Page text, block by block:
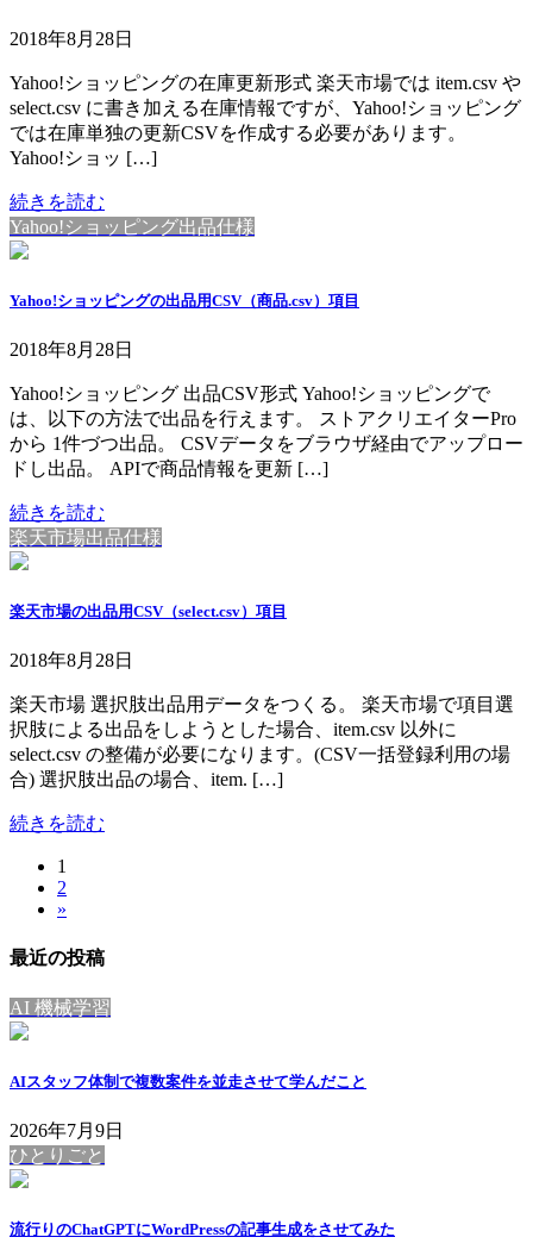
2018年8月28日
Yahoo!ショッピングの在庫更新形式 楽天市場では item.csv や
select.csv に書き加える在庫情報ですが、Yahoo!ショッピング
では在庫単独の更新CSVを作成する必要があります。
Yahoo!ショッ […]
続きを読む
Yahoo!ショッピング出品仕様
Yahoo!ショッピングの出品用CSV（商品.csv）項目
2018年8月28日
Yahoo!ショッピング 出品CSV形式 Yahoo!ショッピングで
は、以下の方法で出品を行えます。 ストアクリエイターPro
から 1件づつ出品。 CSVデータをブラウザ経由でアップロー
ドし出品。 APIで商品情報を更新 […]
続きを読む
楽天市場出品仕様
楽天市場の出品用CSV（select.csv）項目
2018年8月28日
楽天市場 選択肢出品用データをつくる。 楽天市場で項目選
択肢による出品をしようとした場合、item.csv 以外に
select.csv の整備が必要になります。(CSV一括登録利用の場
合) 選択肢出品の場合、item. […]
続きを読む
の
ー
り
固
定
ペ
ジ
1
固
定
ー
2
»
最近の投稿
AI 機械学習
AIスタッフ体制で複数案件を並走させて学んだこと
2026年7月9日
ひとりごと
流行りのChatGPTにWordPressの記事生成をさせてみた